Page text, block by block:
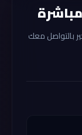
بالتواصل معك